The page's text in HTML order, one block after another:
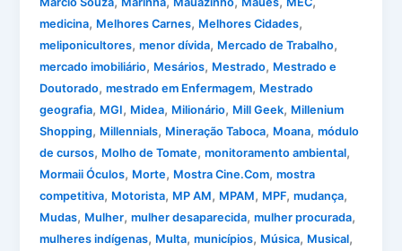
medicina, Melhores Carnes, Melhores Cidades,
meliponicultores,menor dívida, Mercado de Trabalho,
mercado imobiliário, Mesários, Mestrado, Mestrado e
Doutorado,mestrado em Enfermagem, Mestrado
geografia, MGI, Midea, Milionário, Mill Geek, Millenium
Shopping, Millennials, Mineração Taboca, Moana,módulo
de cursos, Molho de Tomate,monitoramento ambiental,
Mormaii Óculos, Morte, Mostra Cine.Com,mostra
competitiva, Motorista, MP AM, MPAM, MPF,mudança,
Mudas, Mulher,mulher desaparecida,mulher procurada,
mulheres indígenas, Multa,municípios, Música, Musical,